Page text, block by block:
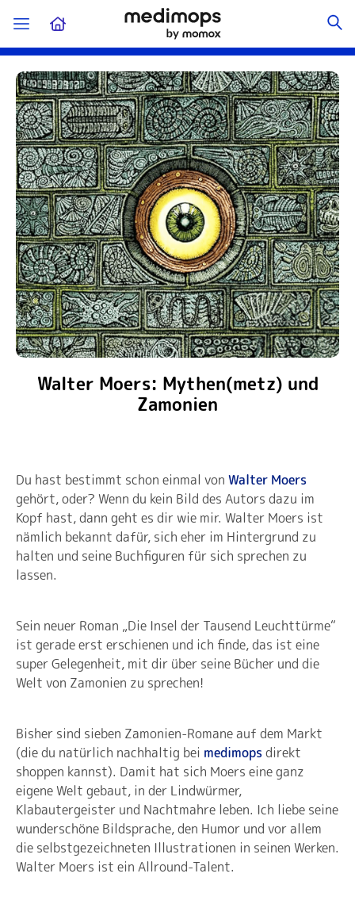
Walter Moers: Mythen(metz) und
Zamonien
Du hast bestimmt schon einmal von Walter Moers
gehört, oder? Wenn du kein Bild des Autors dazu im
Kopf hast, dann geht es dir wie mir. Walter Moers ist
nämlich bekannt dafür, sich eher im Hintergrund zu
halten und seine Buchfiguren für sich sprechen zu
lassen.
Sein neuer Roman „Die Insel der Tausend Leuchttürme“
ist gerade erst erschienen und ich finde, das ist eine
super Gelegenheit, mit dir über seine Bücher und die
Welt von Zamonien zu sprechen!
Bisher sind sieben Zamonien-Romane auf dem Markt
(die du natürlich nachhaltig bei medimopsdirekt
shoppen kannst). Damit hat sich Moers eine ganz
eigene Welt gebaut, in der Lindwürmer,
Klabautergeister und Nachtmahre leben. Ich liebe seine
wunderschöne Bildsprache, den Humor und vor allem
die selbstgezeichneten Illustrationen in seinen Werken.
Walter Moers ist ein Allround-Talent.